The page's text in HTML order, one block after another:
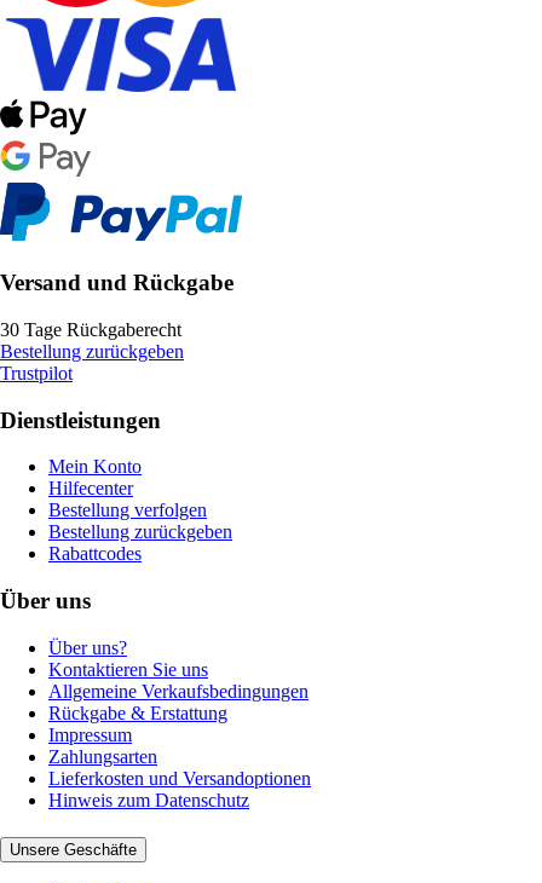
Versand und Rückgabe
30 Tage Rückgaberecht
Bestellung zurückgeben
Trustpilot
Dienstleistungen
Mein Konto
Hilfecenter
Bestellung verfolgen
Bestellung zurückgeben
Rabattcodes
Über uns
Über uns?
Kontaktieren Sie uns
Allgemeine Verkaufsbedingungen
Rückgabe & Erstattung
Impressum
Zahlungsarten
Lieferkosten und Versandoptionen
Hinweis zum Datenschutz
Unsere Geschäfte